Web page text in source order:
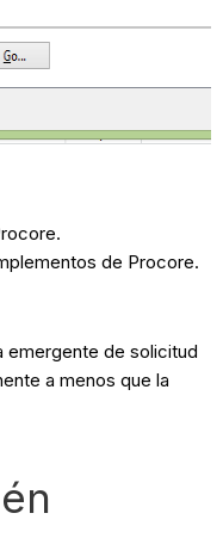
de Procore.
emergente de solicitud
a menos que la